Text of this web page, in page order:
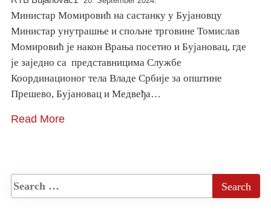
Министар Момировић на састанку у Бујановцу
Министар унутрашње и спољне трговине Томислав
Момировић је након Врања посетио и Бујановац, где
је заједно са представницима Службе
Координационог тела Владе Србије за општине
Прешево, Бујановац и Медвеђа…
Read More